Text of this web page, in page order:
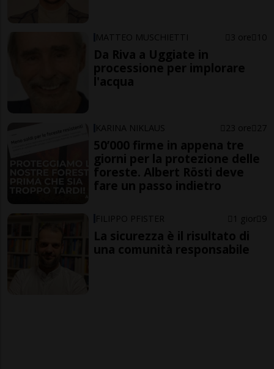
MATTEO MUSCHIETTI 3 ore 10
Da Riva a Uggiate in
processione per implorare
l'acqua
KARINA NIKLAUS 23 ore 27
50’000 firme in appena tre
giorni per la protezione delle
foreste. Albert Rösti deve
fare un passo indietro
FILIPPO PFISTER 1 gior 9
La sicurezza è il risultato di
una comunità responsabile